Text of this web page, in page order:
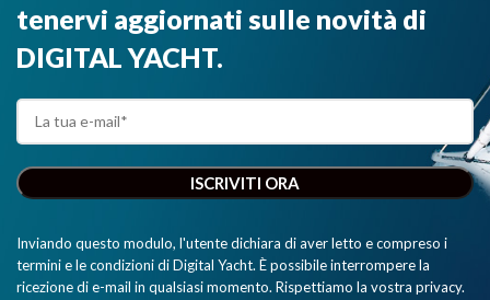
tenervi aggiornati sulle novità di
DIGITAL YACHT.
Inviando questo modulo, l'utente dichiara di aver letto e compreso i
termini e le condizioni di Digital Yacht. È possibile interrompere la
ricezione di e-mail in qualsiasi momento. Rispettiamo la vostra privacy.